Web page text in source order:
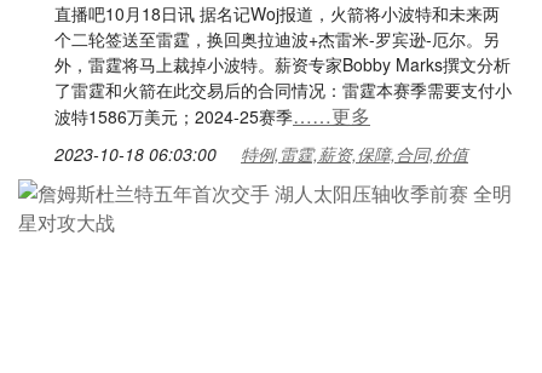
直播吧10月18日讯 据名记Woj报道，火箭将小波特和未来两
个二轮签送至雷霆，换回奥拉迪波+杰雷米-罗宾逊-厄尔。另
外，雷霆将马上裁掉小波特。薪资专家Bobby Marks撰文分析
了雷霆和火箭在此交易后的合同情况：雷霆本赛季需要支付小
波特1586万美元；2024-25赛季……更多
2023-10-18 06:03:00 特例,雷霆,薪资,保障,合同,价值